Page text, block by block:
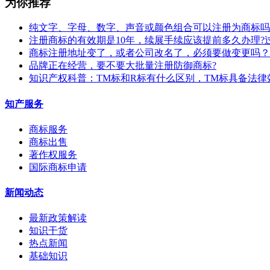
纯文字、字母、数字、声音或颜色组合可以注册为商标
注册商标的有效期是10年，续展手续应该提前多久办理?
商标注册地址变了，或者公司改名了，必须要做变更吗
​品牌正在经营，要不要大批量注册防御商标?
知识产权科普：TM标和R标有什么区别，TM标具备法律
知产服务
商标服务
商标出售
著作权服务
国际商标申请
新闻动态
最新政策解读
知识干货
热点新闻
基础知识